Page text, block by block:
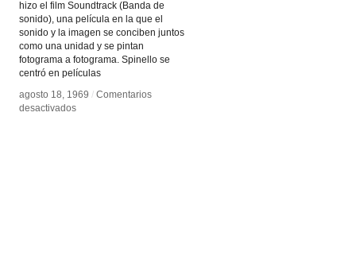
hizo el film Soundtrack (Banda de
sonido), una película en la que el
sonido y la imagen se conciben juntos
como una unidad y se pintan
fotograma a fotograma. Spinello se
centró en películas
agosto 18, 1969 / Comentarios
desactivadosen
agosto 18, 1969 / Comentarios
desactivadosen